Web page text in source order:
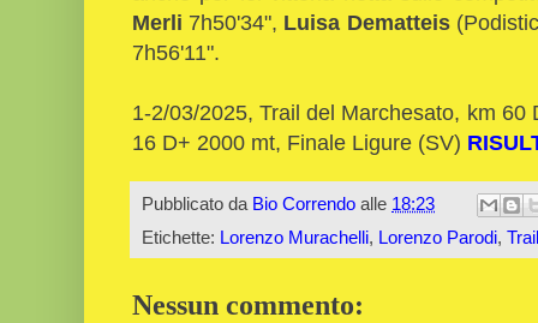
Merli 7h50'34", Luisa Dematteis
7h56'11".
1-2/03/2025, Trail del Marchesato, km
16 D+ 2000 mt, Finale Ligure (SV)
Pubblicato da Bio Correndo alle 18:23
Etichette: Lorenzo Murachelli, Lorenzo Parodi,
Nessun commento: